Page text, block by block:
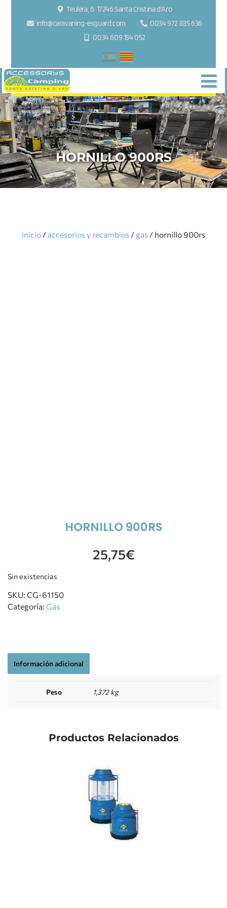
Teulera, 6. 17246 Santa Cristina d'Aro
info@caravaning-esguard.com
0034 972 835 636
0034 609 154 052
HORNILLO 900RS
inicio / accesorios y recambios /gas / hornillo 900rs
HORNILLO 900RS
25,75€
Sin existencias
SKU: CG-61150
Categoría: Gas
Información adicional
Peso 1,372 kg
Productos Relacionados